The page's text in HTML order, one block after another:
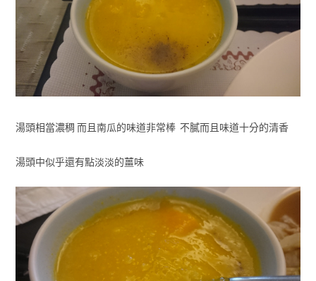
湯頭相當濃稠 而且南瓜的味道非常棒 不膩而且味道十分的清香
湯頭中似乎還有點淡淡的薑味